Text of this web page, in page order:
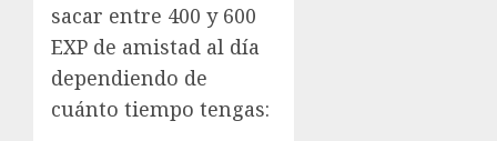
sacar entre 400 y 600
EXP de amistad al día
dependiendo de
cuánto tiempo tengas: